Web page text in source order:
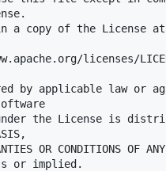
a copy of the License at
by applicable law or
the License is
OR CONDITIONS OF
or implied.